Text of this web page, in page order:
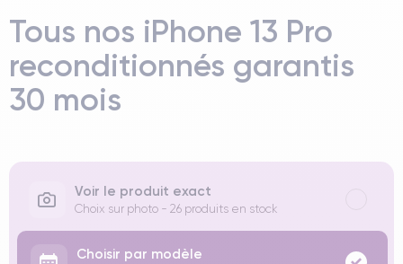
Tous nos iPhone 13 Pro
reconditionnés garantis
30 mois
Voir le produit exact
Choix sur photo - 26 produits en stock
Choisir par modèle